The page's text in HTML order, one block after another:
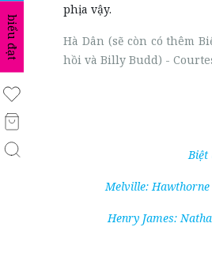
biểu đạt
phịa vậy.
Hà Dân (sẽ còn có thêm
hồi và Billy Budd) -
Biệt
Melville: Hawthorne
Henry James: